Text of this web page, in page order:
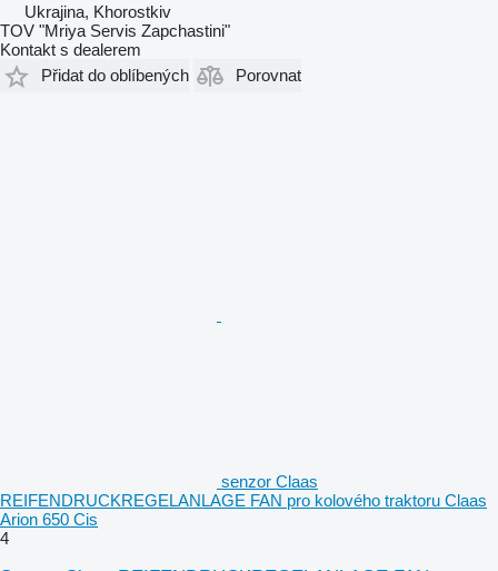
Ukrajina, Khorostkiv
TOV "Mriya Servis Zapchastini"
Kontakt s dealerem
Přidat do oblíbených
Porovnat
senzor Claas
REIFENDRUCKREGELANLAGE FAN pro kolového traktoru Claas
Arion 650 Cis
4